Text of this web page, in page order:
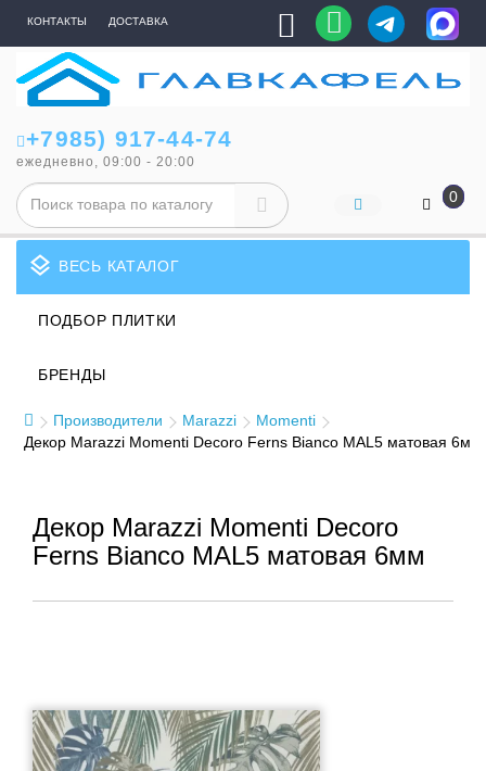
КОНТАКТЫ ДОСТАВКА
+7985) 917-44-74
ежедневно, 09:00 - 20:00
0
layers ВЕСЬ КАТАЛОГ
ПОДБОР ПЛИТКИ
БРЕНДЫ
Производители Marazzi
Momenti
Декор Marazzi Momenti Decoro Ferns Bianco MAL5 матовая 6мм
Декор Marazzi Momenti Decoro
Ferns Bianco MAL5 матовая 6мм